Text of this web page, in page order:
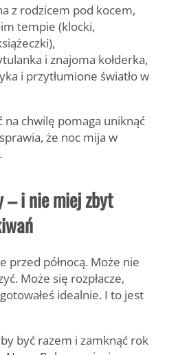
z rodzicem pod kocem,
tempie (klocki,
i znajoma kołderka,
i przytłumione światło w
na chwilę pomaga uniknąć
że noc mija w
– i nie miej zbyt
przed północą. Może nie
Może się rozpłacze,
idealnie. I to jest
być razem i zamknąć rok